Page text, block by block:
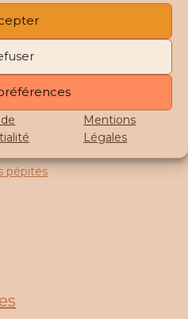
Mentions
Légales
marque de bijoux
rocailles.
Tourcoing (59)
pépites